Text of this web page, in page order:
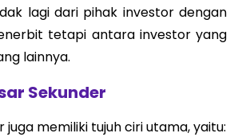
lagi dari pihak investor dengan
tetapi antara investor yang
lainnya.
Sekunder
juga memiliki tujuh ciri utama, yaitu: